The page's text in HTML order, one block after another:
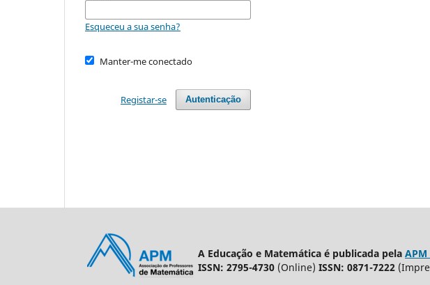
Esqueceu a sua senha?
Manter-me conectado
Autenticação
Registar-se
A Educação e Matemática é publicada pela
ISSN: 2795-4730 (Online) ISSN: 0871-7222